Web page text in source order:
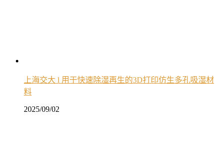
上海交大 l 用于快速除湿再生的3D打印仿生多孔吸湿材
料
2025/09/02